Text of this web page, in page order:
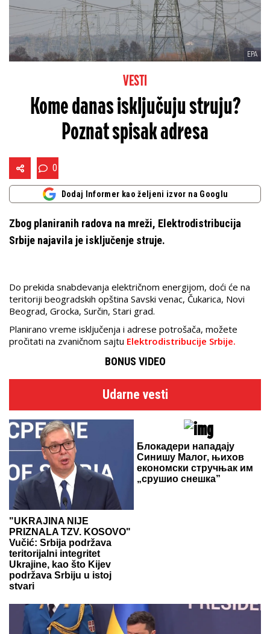
EPA
VESTI
Kome danas isključuju struju?
Poznat spisak adresa
0
Dodaj Informer kao željeni izvor na Googlu
Zbog planiranih radova na mreži, Elektrodistribucija
Srbije najavila je isključenje struje.
Do prekida snabdevanja električnom energijom, doći će na
teritoriji beogradskih opština Savski venac, Čukarica, Novi
Beograd, Grocka, Surčin, Stari grad.
Planirano vreme isključenja i adrese potrošača, možete
pročitati na zvaničnom sajtu Elektrodistribucije Srbije.
BONUS VIDEO
Udarne vesti
"UKRAJINA NIJE
PRIZNALA TZV. KOSOVO"
Vučić: Srbija podržava
teritorijalni integritet
Ukrajine, kao što Kijev
podržava Srbiju u istoj
stvari
Блокадери нападају
Синишу Малог, њихов
економски стручњак им
„срушио снешка”